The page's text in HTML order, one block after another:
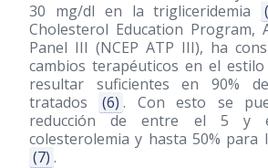
30 mg/dl en la trigliceridemia
Cholesterol Education Program,
Panel III (NCEP ATP III), ha
cambios terapéuticos en el
resultar suficientes en 90%
tratados
(6) . Con esto se
reducción de entre el 5 y
colesterolemia y hasta 50% para
(7) .